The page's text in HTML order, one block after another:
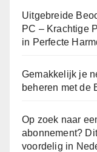
Uitgebreide
PC – Krachtige
in Perfecte
Gemakkelijk je
beheren met de
Op zoek naar
abonnement?
voordelig in